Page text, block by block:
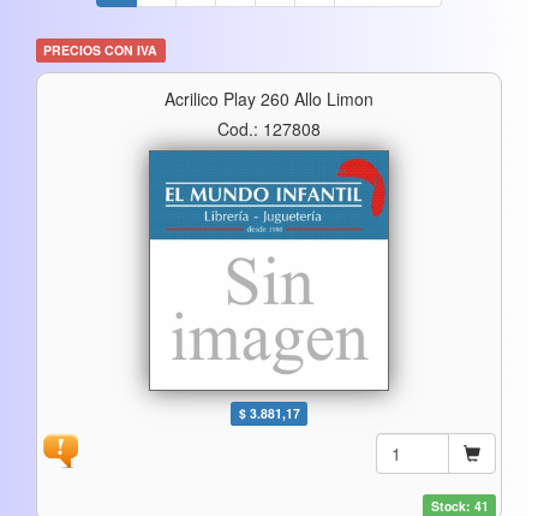
PRECIOS CON IVA
Acrilico Play 260 Allo Limon
Cod.: 127808
$ 3.881,17
Stock: 41